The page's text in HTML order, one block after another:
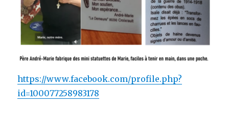
https://www.facebook.com/profile.php?
id=100077258983178